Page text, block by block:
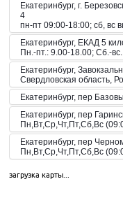
Екатеринбург, г.
4
пн-пт 09:00-18:00; сб, вс
Екатеринбург, ЕКАД 5
Пн.-пт.: 9.00-18.00; Сб.-
Екатеринбург,
Свердловская область,
Екатеринбург, пер
Екатеринбург, пер
Пн,Вт,Ср,Чт,Пт,Сб,Вс
Екатеринбург, пер
Пн,Вт,Ср,Чт,Пт,Сб,Вс
Пн-Вс 10:00-20:00
загрузка карты...